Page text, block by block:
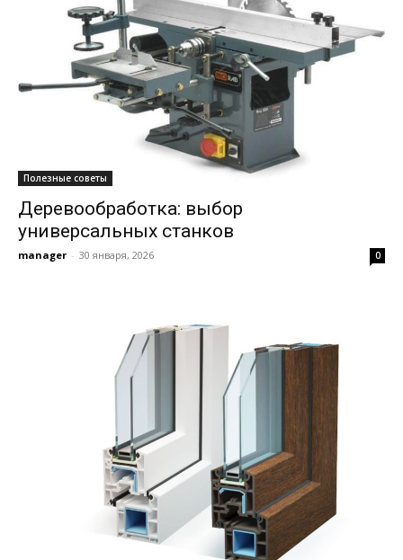
Полезные советы
Деревообработка: выбор
универсальных станков
manager - 30 января, 2026 0